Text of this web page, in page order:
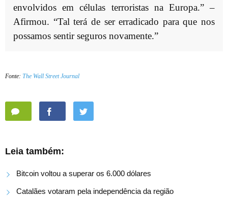
envolvidos em células terroristas na Europa.” –
Afirmou. “Tal terá de ser erradicado para que nos
possamos sentir seguros novamente.”
Fonte: The Wall Street Journal
Leia também:
Bitcoin voltou a superar os 6.000 dólares
Catalães votaram pela independência da região